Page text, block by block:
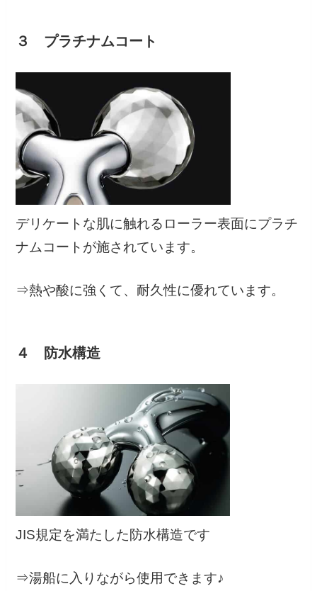
３ プラチナムコート
デリケートな肌に触れるローラー表面にプラチ
ナムコートが施されています。
⇒熱や酸に強くて、耐久性に優れています。
４ 防水構造
JIS規定を満たした防水構造です
⇒湯船に入りながら使用できます♪